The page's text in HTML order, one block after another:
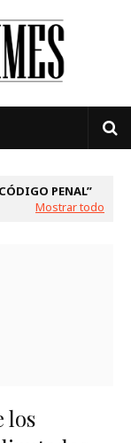
CÓDIGO PENAL
Mostrar todo
los